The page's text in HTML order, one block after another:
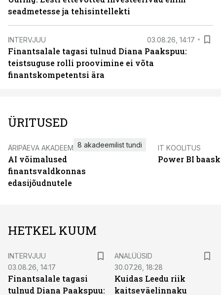
seadmetesse ja tehisintellekti
INTERVJUU 03.08.26, 14:17
Finantsalale tagasi tulnud Diana Paakspuu:
teistsuguse rolli proovimine ei võta
finantskompetentsi ära
ÜRITUSED
ÄRIPÄEVA AKADEEMIA
AI võimalused
finantsvaldkonnas
edasijõudnutele
8 akadeemilist tundi IT KOOLITUS
Power BI
HETKEL KUUM
INTERVJUU
03.08.26, 14:17
Finantsalale tagasi
tulnud Diana Paakspuu:
ANALÜÜSID
30.07.26, 18:28
Kuidas Leedu riik
kaitseväelinnaku